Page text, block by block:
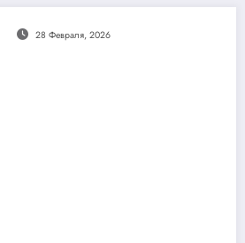
28 Февраля, 2026